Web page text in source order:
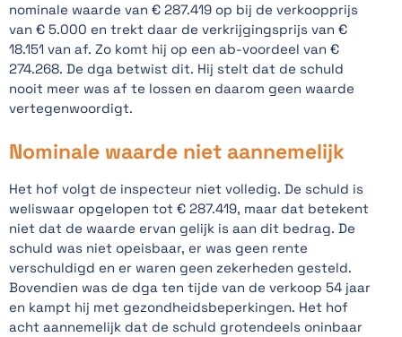
nominale waarde van € 287.419 op bij de verkoopprijs
van € 5.000 en trekt daar de verkrijgingsprijs van €
18.151 van af. Zo komt hij op een ab-voordeel van €
274.268. De dga betwist dit. Hij stelt dat de schuld
nooit meer was af te lossen en daarom geen waarde
vertegenwoordigt.
Nominale waarde niet aannemelijk
Het hof volgt de inspecteur niet volledig. De schuld is
weliswaar opgelopen tot € 287.419, maar dat betekent
niet dat de waarde ervan gelijk is aan dit bedrag. De
schuld was niet opeisbaar, er was geen rente
verschuldigd en er waren geen zekerheden gesteld.
Bovendien was de dga ten tijde van de verkoop 54 jaar
en kampt hij met gezondheidsbeperkingen. Het hof
acht aannemelijk dat de schuld grotendeels oninbaar